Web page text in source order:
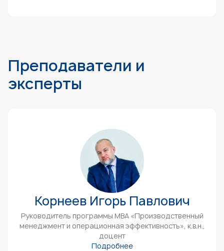
Преподаватели и
эксперты
Корнеев Игорь Павлович
Руководитель программы МВА «Производственный
менеджмент и операционная эффективность», к.в.н.,
доцент
Подробнее